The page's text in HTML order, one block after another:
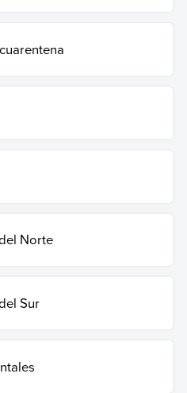
Norte
Sur